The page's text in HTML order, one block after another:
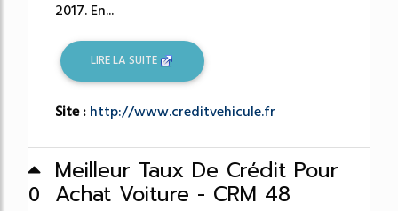
2017. En...
LIRE LA SUITE
Site : http://www.creditvehicule.fr
0
Meilleur Taux De Crédit Pour
Achat Voiture - CRM 48